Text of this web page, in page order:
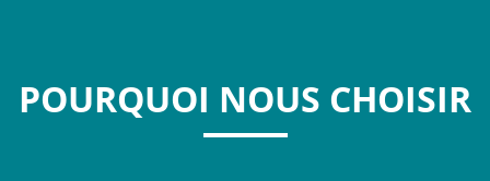
POURQUOI NOUS CHOISIR